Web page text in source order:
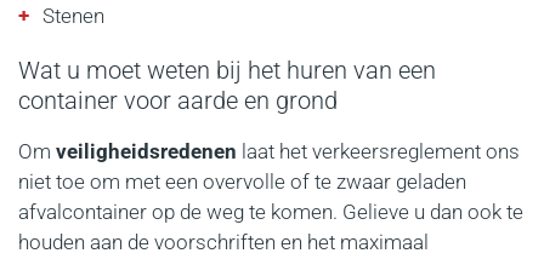
Stenen
Wat u moet weten bij het huren van een
container voor aarde en grond
Om veiligheidsredenen laat het verkeersreglement ons
niet toe om met een overvolle of te zwaar geladen
afvalcontainer op de weg te komen. Gelieve u dan ook te
houden aan de voorschriften en het maximaal